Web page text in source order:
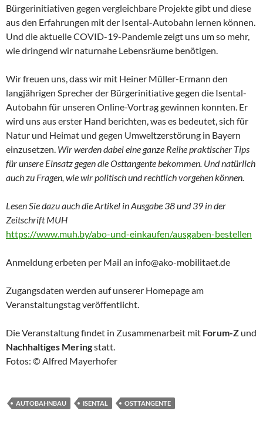
Bürgerinitiativen gegen vergleichbare Projekte gibt und diese
aus den Erfahrungen mit der Isental-Autobahn lernen können.
Und die aktuelle COVID-19-Pandemie zeigt uns um so mehr,
wie dringend wir naturnahe Lebensräume benötigen.
Wir freuen uns, dass wir mit Heiner Müller-Ermann den
langjährigen Sprecher der Bürgerinitiative gegen die Isental-
Autobahn für unseren Online-Vortrag gewinnen konnten. Er
wird uns aus erster Hand berichten, was es bedeutet, sich für
Natur und Heimat und gegen Umweltzerstörung in Bayern
einzusetzen. Wir werden dabei eine ganze Reihe praktischer Tips
für unsere Einsatz gegen die Osttangente bekommen. Und natürlich
auch zu Fragen, wie wir politisch und rechtlich vorgehen können.
Lesen Sie dazu auch die Artikel in Ausgabe 38 und 39 in der
Zeitschrift MUH
https://www.muh.by/abo-und-einkaufen/ausgaben-bestellen
Anmeldung erbeten per Mail an info@ako-mobilitaet.de
Zugangsdaten werden auf unserer Homepage am
Veranstaltungstag veröffentlicht.
Die Veranstaltung findet in Zusammenarbeit mit Forum-Z und
Nachhaltiges Meringstatt.
Fotos: © Alfred Mayerhofer
AUTOBAHNBAU ISENTAL OSTTANGENTE